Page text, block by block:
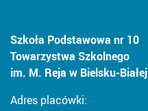
Szkoła Podstawowa nr 10
Towarzystwa Szkolnego
im. M. Reja w Bielsku-Białej
Adres placówki: